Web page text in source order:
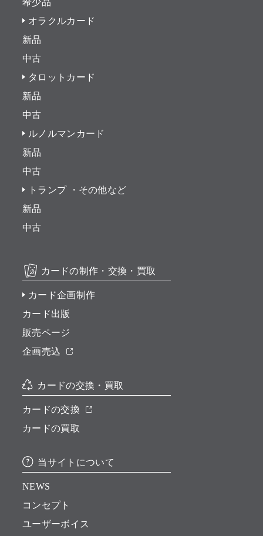
希少品
オラクルカード
新品
中古
タロットカード
新品
中古
ルノルマンカード
新品
中古
トランプ ・その他など
新品
中古
カードの制作・交換・買取
カード企画制作
カード出版
販売ページ
企画売込
カードの交換・買取
カードの交換
カードの買取
当サイトについて
NEWS
コンセプト
ユーザーボイス